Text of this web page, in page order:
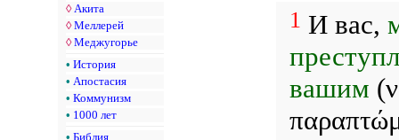
◊ Акита
◊ Меллерей
◊ Меджугорье
• История
• Апостасия
• Коммунизм
• 1000 лет
• Библия
1 И вас,
вашим